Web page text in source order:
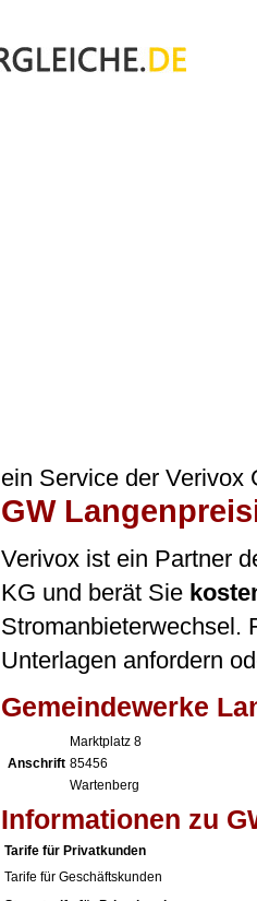
ein Service der Verivox
GW
Verivox ist ein Partner
KG und berät Sie
Stromanbieterwechsel.
Unterlagen anfordern
Gemeindewerke
Anschrift
Marktplatz 8
85456
Wartenberg
Informationen zu
Tarife für Privatkunden
Tarife für Geschäftskunden